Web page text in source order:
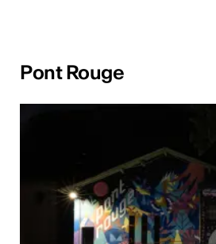
Pont Rouge